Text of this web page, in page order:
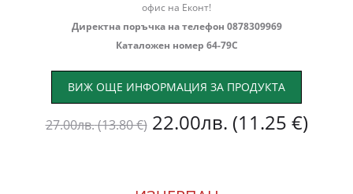
офис на Еконт!
Директна поръчка на телефон 0878309969
Каталожен номер 64-79С
ВИЖ ОЩЕ ИНФОРМАЦИЯ ЗА ПРОДУКТА
27.00лв.(13.80 €) Original
22.00лв. (11.25 €)